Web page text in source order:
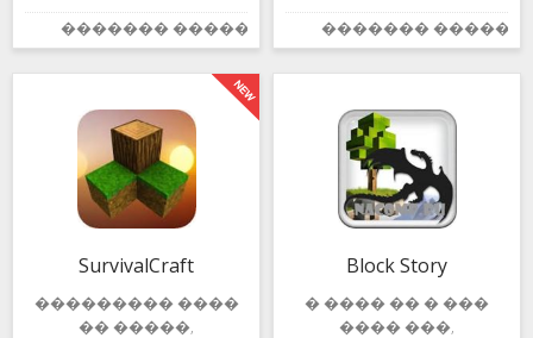
���������,
��������� ��
����������
���������,
�������
��������� ��
������ ������,
�� � ���������
�����������
�������� �����
������� ������:
������� �����
���� ��������
������ ������ �
���������
������
���������� �
����� �����,
����� �������
���� ����������
������� ������:
SurvivalCraft
��������� ����
�� �����,
Block Story
� ���� �� � ���
���� ���,